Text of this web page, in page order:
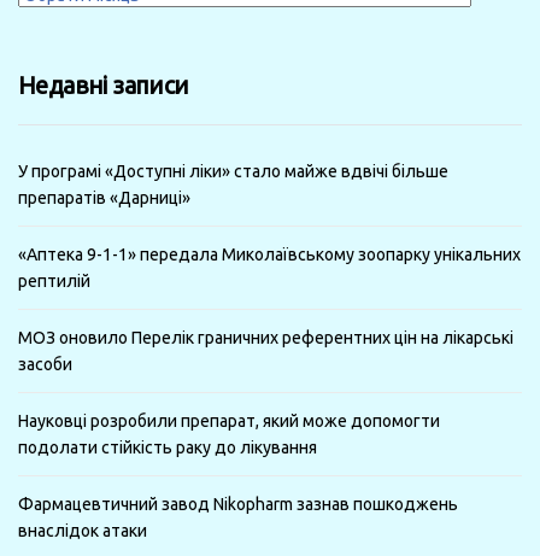
місяці
Недавні записи
У програмі «Доступні ліки» стало майже вдвічі більше
препаратів «Дарниці»
«Аптека 9-1-1» передала Миколаївському зоопарку унікальних
рептилій
МОЗ оновило Перелік граничних референтних цін на лікарські
засоби
Науковці розробили препарат, який може допомогти
подолати стійкість раку до лікування
Фармацевтичний завод Nikopharm зазнав пошкоджень
внаслідок атаки